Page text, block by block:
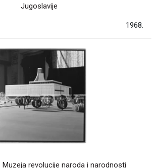
Jugoslavije
1968.
Muzeja revolucije naroda i narodnosti